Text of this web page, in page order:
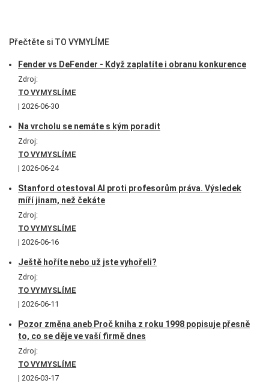
Přečtěte si TO VYMYLÍME
Fender vs DeFender - Když zaplatíte i obranu konkurence
Zdroj:
TO VYMYSLÍME
2026-06-30
Na vrcholu se nemáte s kým poradit
Zdroj:
TO VYMYSLÍME
2026-06-24
Stanford otestoval AI proti profesorům práva. Výsledek
míří jinam, než čekáte
Zdroj:
TO VYMYSLÍME
2026-06-16
Ještě hoříte nebo už jste vyhořeli?
Zdroj:
TO VYMYSLÍME
2026-06-11
Pozor změna aneb Proč kniha z roku 1998 popisuje přesně
to, co se děje ve vaší firmě dnes
Zdroj:
TO VYMYSLÍME
2026-03-17